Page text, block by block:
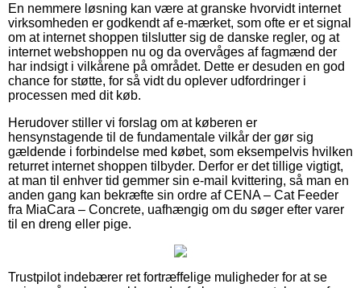
En nemmere løsning kan være at granske hvorvidt internet
virksomheden er godkendt af e-mærket, som ofte er et signal
om at internet shoppen tilslutter sig de danske regler, og at
internet webshoppen nu og da overvåges af fagmænd der
har indsigt i vilkårene på området. Dette er desuden en god
chance for støtte, for så vidt du oplever udfordringer i
processen med dit køb.
Herudover stiller vi forslag om at køberen er
hensynstagende til de fundamentale vilkår der gør sig
gældende i forbindelse med købet, som eksempelvis hvilken
returret internet shoppen tilbyder. Derfor er det tillige vigtigt,
at man til enhver tid gemmer sin e-mail kvittering, så man en
anden gang kan bekræfte sin ordre af CENA – Cat Feeder
fra MiaCara – Concrete, uafhængig om du søger efter varer
til en dreng eller pige.
Trustpilot indebærer ret fortræffelige muligheder for at se